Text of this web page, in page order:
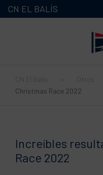
CN EL BALÍS
Christmas Race 2022
Increíbles
Race 2022